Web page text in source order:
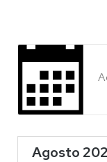
Agosto